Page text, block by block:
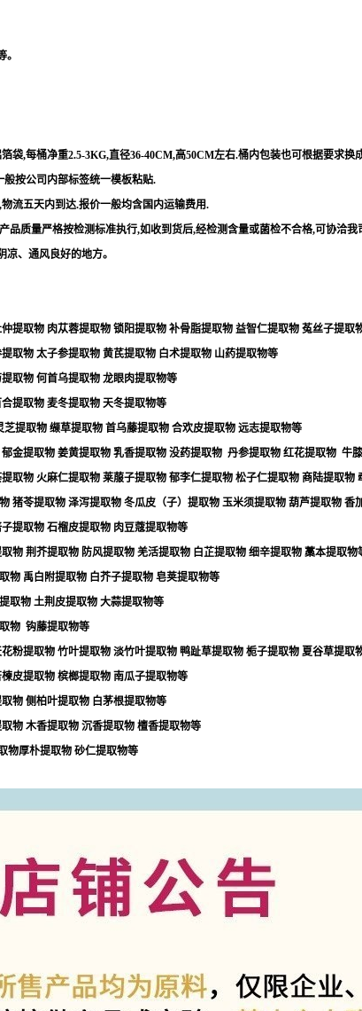
袋,每桶净重2.5-3KG,直径36-40CM,高50CM左右.桶内包装也可根据要求换
般按公司内部标签统一模板粘贴.
,物流五天内到达.报价一般均含国内运输费用.
产品质量严格按检测标准执行,如收到货后,经检测含量或菌检不合格,可协洽我
凉、通风良好的地方。
提取物 肉苁蓉提取物 锁阳提取物 补骨脂提取物 益智仁提取物 菟丝子提取
取物 太子参提取物 黄芪提取物 白术提取物 山药提取物等
提取物 何首乌提取物 龙眼肉提取物等
合提取物 麦冬提取物 天冬提取物等
芝提取物 缬草提取物 首乌藤提取物 合欢皮提取物 远志提取物等
郁金提取物 姜黄提取物 乳香提取物 没药提取物 丹参提取物 红花提取物 牛
取物 火麻仁提取物 莱菔子提取物 郁李仁提取物 松子仁提取物 商陆提取物
猪苓提取物 泽泻提取物 冬瓜皮（子）提取物 玉米须提取物 葫芦提取物 香
提取物 石榴皮提取物 肉豆蔻提取物等
物 荆芥提取物 防风提取物 羌活提取物 白芷提取物 细辛提取物 藁本提取物
物 禹白附提取物 白芥子提取物 皂荚提取物等
取物 土荆皮提取物 大蒜提取物等
物 钩藤提取物等
粉提取物 竹叶提取物 淡竹叶提取物 鸭趾草提取物 栀子提取物 夏谷草提取
皮提取物 槟榔提取物 南瓜子提取物等
物 侧柏叶提取物 白茅根提取物等
物 木香提取物 沉香提取物 檀香提取物等
物厚朴提取物 砂仁提取物等